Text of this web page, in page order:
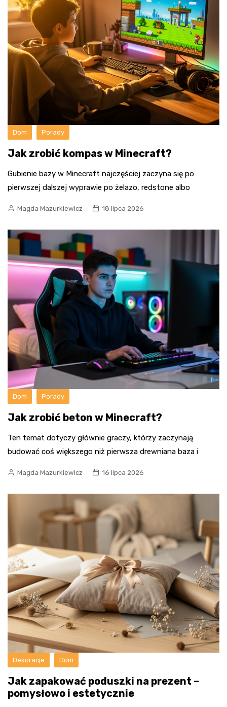
Dom Porady
Jak zrobić kompas w Minecraft?
Gubienie bazy w Minecraft najczęściej zaczyna się po
pierwszej dalszej wyprawie po żelazo, redstone albo
Magda Mazurkiewicz 18 lipca 2026
Dom Porady
Jak zrobić beton w Minecraft?
Ten temat dotyczy głównie graczy, którzy zaczynają
budować coś większego niż pierwsza drewniana baza i
Magda Mazurkiewicz 16 lipca 2026
Dekoracje Dom
Jak zapakować poduszki na prezent –
pomysłowo i estetycznie